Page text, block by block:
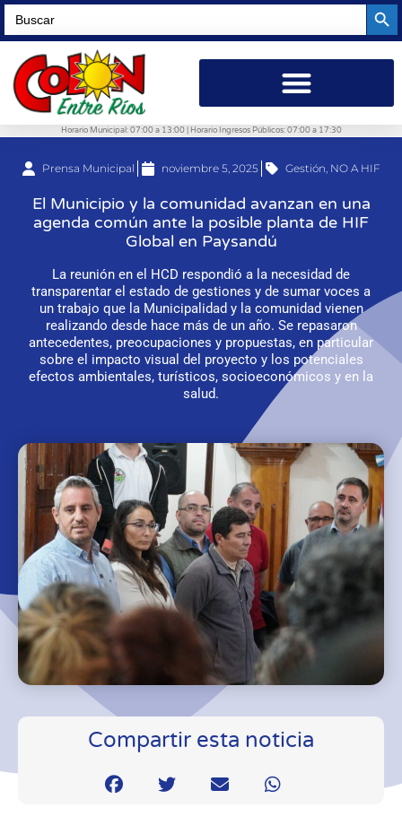
Search
for:
Horario Municipal: 07:00 a 13:00 | Horario Ingresos Públicos: 07:00 a 17:30
Prensa Municipal noviembre 5, 2025 Gestión NO A HIF
El Municipio y la comunidad avanzan en una
agenda común ante la posible planta de HIF
Global en Paysandú
La reunión en el HCD respondió a la necesidad de
transparentar el estado de gestiones y de sumar voces a
un trabajo que la Municipalidad y la comunidad vienen
realizando desde hace más de un año. Se repasaron
antecedentes, preocupaciones y propuestas, en particular
sobre el impacto visual del proyecto y los potenciales
efectos ambientales, turísticos, socioeconómicos y en la
salud.
Compartir esta noticia